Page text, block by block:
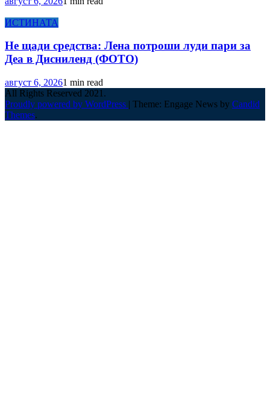
ИСТИНАТА
Не щади средства: Лена потроши луди пари за
Деа в Дисниленд (ФОТО)
август 6, 20261 min read
All Rights Reserved 2021.
Proudly powered by WordPress | Theme: Engage News by Candid
Themes.